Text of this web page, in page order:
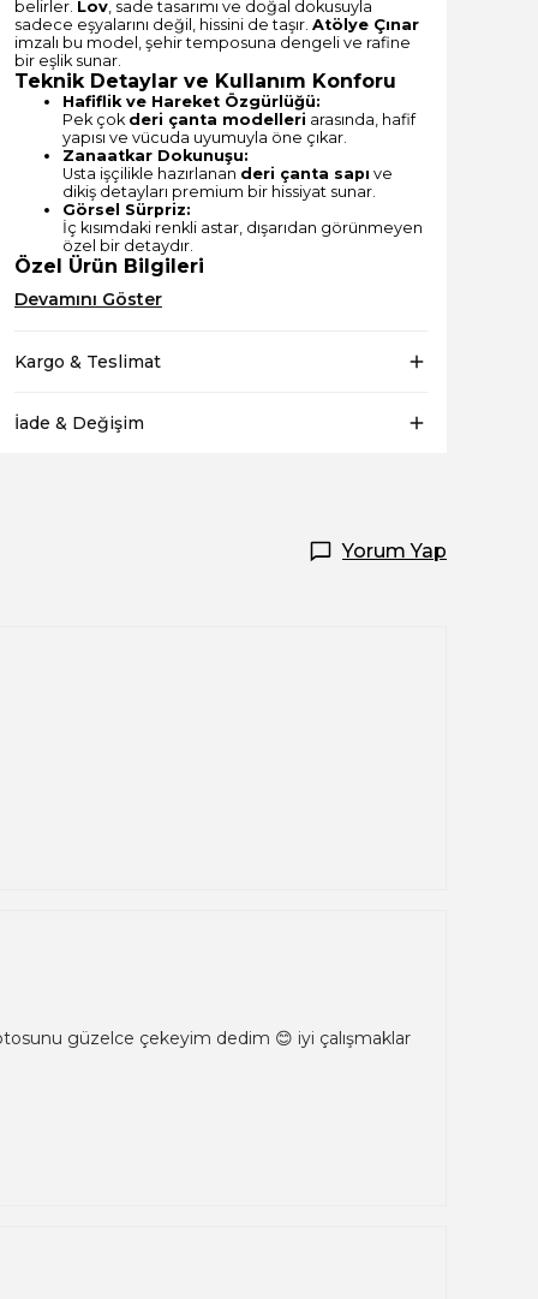
belirler. Lov, sade tasarımı ve doğal dokusuyla
sadece eşyalarını değil, hissini de taşır. Atölye Çınar
imzalı bu model, şehir temposuna dengeli ve rafine
bir eşlik sunar.
Teknik Detaylar ve Kullanım Konforu
Hafiflik ve Hareket Özgürlüğü:
Pek çok deri çanta modelleri arasında, hafif
yapısı ve vücuda uyumuyla öne çıkar.
Zanaatkar Dokunuşu:
Usta işçilikle hazırlanan deri çanta sapı ve
dikiş detayları premium bir hissiyat sunar.
Görsel Sürpriz:
İç kısımdaki renkli astar, dışarıdan görünmeyen
özel bir detaydır.
Özel Ürün Bilgileri
Devamını Göster
Kargo & Teslimat
İade & Değişim
Yorum Yap
güzelce çekeyim dedim 😊 iyi çalışmaklar